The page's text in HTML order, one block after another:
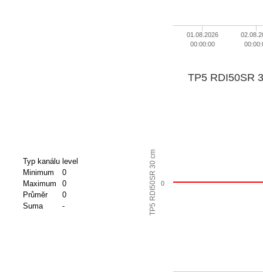
01.08.2026
00:00:00
Typ kanálu level
Minimum
0
Maximum
0
Průměr
0
Suma
- TP5 RDI50SR 30 cm
TP5 RDI50SR
0